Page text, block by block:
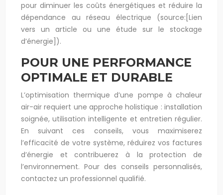
pour diminuer les coûts énergétiques et réduire la
dépendance au réseau électrique (source:[Lien
vers un article ou une étude sur le stockage
d’énergie]).
POUR UNE PERFORMANCE
OPTIMALE ET DURABLE
L’optimisation thermique d’une pompe à chaleur
air-air requiert une approche holistique : installation
soignée, utilisation intelligente et entretien régulier.
En suivant ces conseils, vous maximiserez
l’efficacité de votre système, réduirez vos factures
d’énergie et contribuerez à la protection de
l’environnement. Pour des conseils personnalisés,
contactez un professionnel qualifié.